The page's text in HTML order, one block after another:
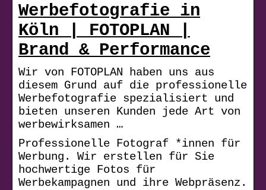
Werbefotografie in
Köln | FOTOPLAN |
Brand & Performance
Wir von FOTOPLAN haben uns aus
diesem Grund auf die professionelle
Werbefotografie spezialisiert und
bieten unseren Kunden jede Art von
werbewirksamen …
Professionelle Fotograf *innen für
Werbung. Wir erstellen für Sie
hochwertige Fotos für
Werbekampagnen und ihre Webpräsenz.